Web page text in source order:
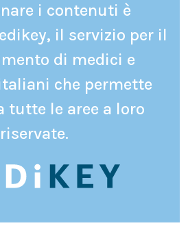
i contenuti è
il servizio per il
di medici e
che permette
tutte le aree a loro
riservate.